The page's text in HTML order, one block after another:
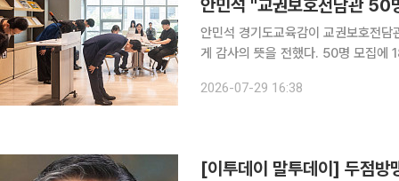
안민석 "교권보호전담관
안민석 경기도교육감이 교권보호전
게 감사의 뜻을 전했다. 50명 모집에
담관 공개모집에 50명 모집에 총
2026-07-29 16:38
[이투데이 말투데이] 두점